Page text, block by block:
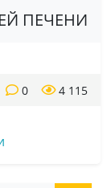
ПЕЧЕНИ
4 115
0